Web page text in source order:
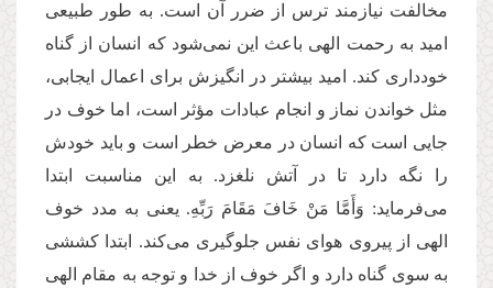
مخالفت نیازمند ترس از ضرر آن است. به طور طبیعی
امید به رحمت الهی باعث این نمی‌شود که انسان از گناه
خودداری کند. امید بیشتر در انگیزش برای اعمال ایجابی،
مثل خواندن نماز و انجام عبادات مؤثر است، اما خوف در
جایی است که انسان در معرض خطر است و باید خودش
را نگه دارد تا در آتش نلغزد. به این مناسبت ابتدا
می‌فرماید: وَأَمَّا مَنْ خَافَ مَقَامَ رَبِّهِ. یعنی به مدد خوف
الهی از پیروی هوای نفس جلوگیری می‌کند. ابتدا کششی
به سوی گناه دارد و اگر خوف از خدا و توجه به مقام الهی